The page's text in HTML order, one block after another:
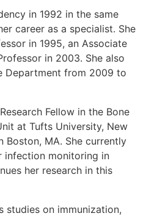
in 1992 in the same
career as a specialist. She
in 1995, an Associate
in 2003. She also
Department from 2009 to
Fellow in the Bone
at Tufts University, New
Boston, MA. She currently
infection monitoring in
her research in this
studies on immunization,